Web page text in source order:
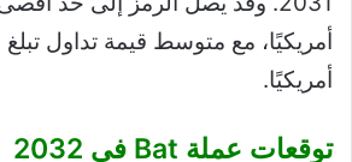
أمريكيًا.
توقعات عملة Bat في 2032